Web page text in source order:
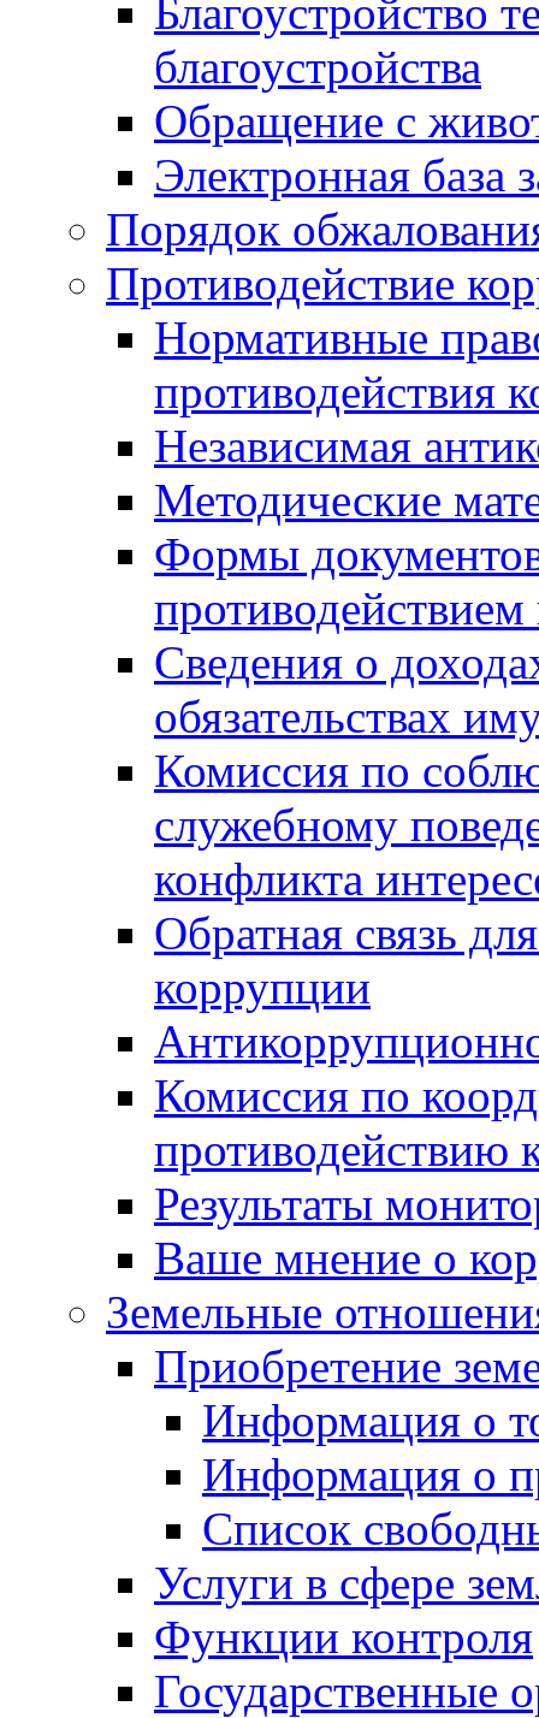
Благоустройство
благоустройства
Обращение с
Электронная база
Порядок
Противодействие
Нормативные
противодействия
Независимая
Методические
Формы
Сведения о
обязательствах
Комиссия по
служебному
конфликта
Обратная связь
коррупции
Комиссия по
противодействию
Результаты
Ваше мнение о
Земельные
Приобретение
Информация о
Информация о
Список
Услуги в сфере
Функции контроля
Государственные